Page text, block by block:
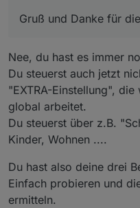
Gruß und Danke für
Nee, du hast es immer
Du steuerst auch jetzt
"EXTRA-Einstellung",
global arbeitet.
Du steuerst über z.B.
Kinder, Wohnen ....
Du hast also deine drei
Einfach probieren und
ermitteln.